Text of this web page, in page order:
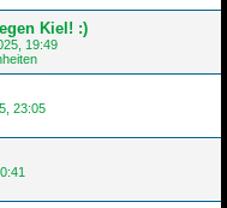
Kiel! :)
19:49
23:05